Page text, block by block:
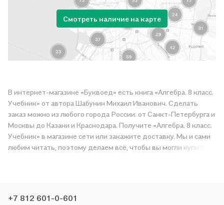
Смотреть наличие на карте
В интернет-магазине «Буквоед» есть книга «Алгебра. 8 класс.
Учебник» от автора Шабунин Михаил Иванович. Сделать
заказ можно из любого города России: от Санкт-Петербурга и
Москвы до Казани и Краснодара. Получите «Алгебра. 8 класс.
Учебник» в магазине сети или закажите доставку. Мы и сами
любим читать, поэтому делаем всё, чтобы вы могли купить
+7 812 601-0-601